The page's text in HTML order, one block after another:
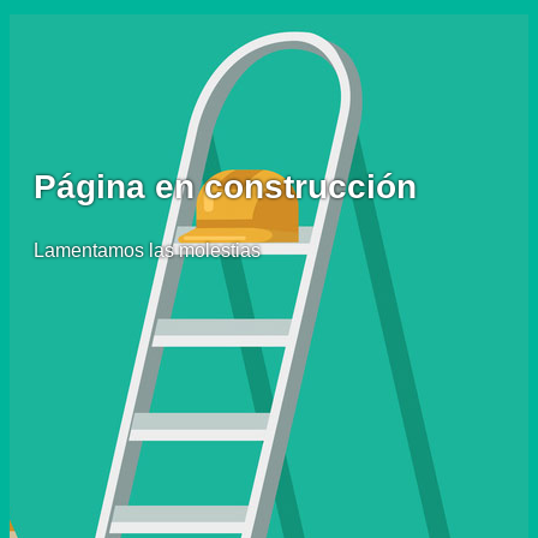
Página en construcción
Lamentamos las molestias